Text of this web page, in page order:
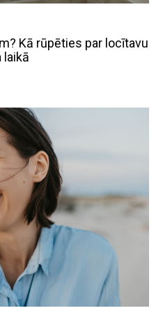
Kā rūpēties par locītavu
laikā